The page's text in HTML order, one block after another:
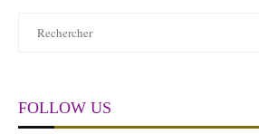
FOLLOW US